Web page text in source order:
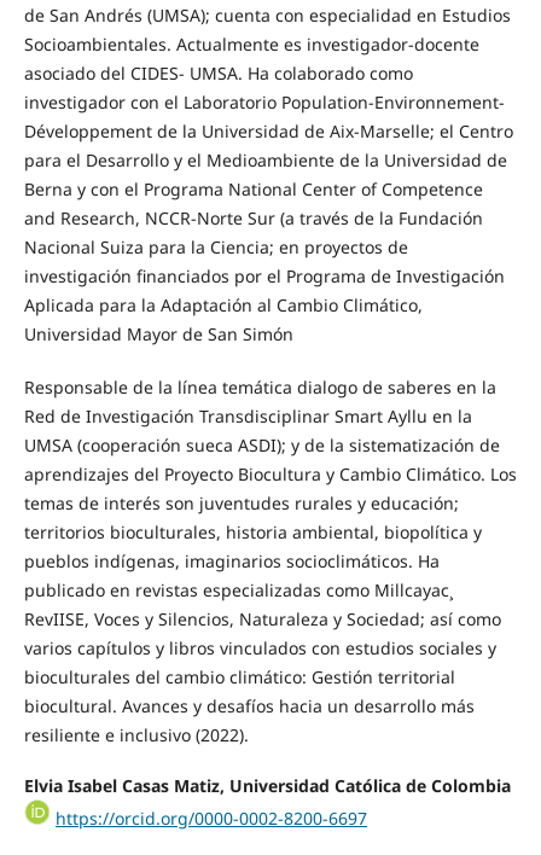
de San Andrés (UMSA); cuenta con especialidad en Estudios
Socioambientales. Actualmente es investigador-docente
asociado del CIDES- UMSA. Ha colaborado como
investigador con el Laboratorio Population-Environnement-
Développement de la Universidad de Aix-Marselle; el Centro
para el Desarrollo y el Medioambiente de la Universidad de
Berna y con el Programa National Center of Competence
and Research, NCCR-Norte Sur (a través de la Fundación
Nacional Suiza para la Ciencia; en proyectos de
investigación financiados por el Programa de Investigación
Aplicada para la Adaptación al Cambio Climático,
Universidad Mayor de San Simón
Responsable de la línea temática dialogo de saberes en la
Red de Investigación Transdisciplinar Smart Ayllu en la
UMSA (cooperación sueca ASDI); y de la sistematización de
aprendizajes del Proyecto Biocultura y Cambio Climático. Los
temas de interés son juventudes rurales y educación;
territorios bioculturales, historia ambiental, biopolítica y
pueblos indígenas, imaginarios socioclimáticos. Ha
publicado en revistas especializadas como Millcayac¸
RevIISE, Voces y Silencios, Naturaleza y Sociedad; así como
varios capítulos y libros vinculados con estudios sociales y
bioculturales del cambio climático: Gestión territorial
biocultural. Avances y desafíos hacia un desarrollo más
resiliente e inclusivo (2022).
Elvia Isabel Casas Matiz, Universidad Católica de Colombia
https://orcid.org/0000-0002-8200-6697